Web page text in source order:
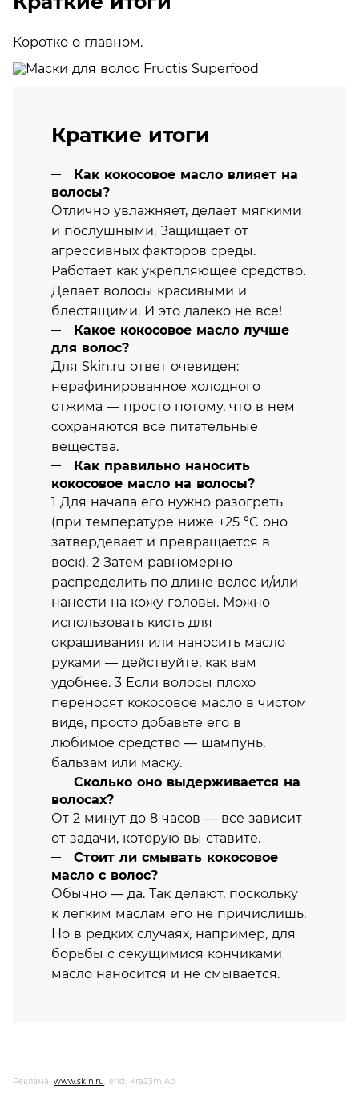
Коротко о главном.
Краткие итоги
Как кокосовое масло влияет на
волосы?
Отлично увлажняет, делает мягкими
и послушными. Защищает от
агрессивных факторов среды.
Работает как укрепляющее средство.
Делает волосы красивыми и
блестящими. И это далеко не все!
Какое кокосовое масло лучше
для волос?
Для Skin.ru ответ очевиден:
нерафинированное холодного
отжима — просто потому, что в нем
сохраняются все питательные
вещества.
Как правильно наносить
кокосовое масло на волосы?
1 Для начала его нужно разогреть
(при температуре ниже +25 °C оно
затвердевает и превращается в
воск). 2 Затем равномерно
распределить по длине волос и/или
нанести на кожу головы. Можно
использовать кисть для
окрашивания или наносить масло
руками — действуйте, как вам
удобнее. 3 Если волосы плохо
переносят кокосовое масло в чистом
виде, просто добавьте его в
любимое средство — шампунь,
бальзам или маску.
Сколько оно выдерживается на
волосах?
От 2 минут до 8 часов — все зависит
от задачи, которую вы ставите.
Стоит ли смывать кокосовое
масло с волос?
Обычно — да. Так делают, поскольку
к легким маслам его не причислишь.
Но в редких случаях, например, для
борьбы с секущимися кончиками
масло наносится и не смывается.
Реклама, www.skin.ru, erid: Kra23miAp